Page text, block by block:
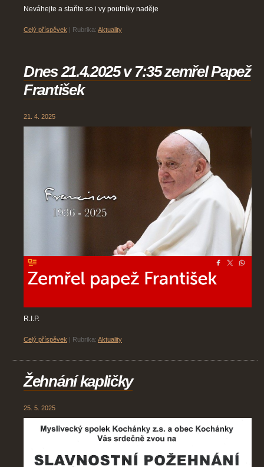
Neváhejte a staňte se i vy poutníky naděje
Celý příspěvek | Rubrika: Aktuality
Dnes 21.4.2025 v 7:35 zemřel Papež
František
21. 4. 2025
R.I.P.
Celý příspěvek | Rubrika: Aktuality
Žehnání kapličky
25. 5. 2025